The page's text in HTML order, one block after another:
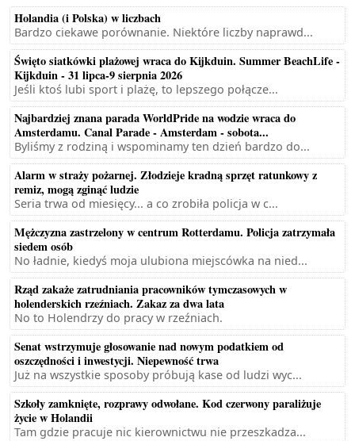
Holandia (i Polska) w liczbach
Bardzo ciekawe porównanie. Niektóre liczby naprawd...
Święto siatkówki plażowej wraca do Kijkduin. Summer BeachLife -
Kijkduin - 31 lipca-9 sierpnia 2026
Jeśli ktoś lubi sport i plażę, to lepszego połącze...
Najbardziej znana parada WorldPride na wodzie wraca do
Amsterdamu. Canal Parade - Amsterdam - sobota...
Byliśmy z rodziną i wspominamy ten dzień bardzo do...
Alarm w straży pożarnej. Złodzieje kradną sprzęt ratunkowy z
remiz, mogą zginąć ludzie
Seria trwa od miesięcy... a co zrobiła policja w c...
Mężczyzna zastrzelony w centrum Rotterdamu. Policja zatrzymała
siedem osób
No ładnie, kiedyś moja ulubiona miejscówka na nied...
Rząd zakaże zatrudniania pracowników tymczasowych w
holenderskich rzeźniach. Zakaz za dwa lata
No to Holendrzy do pracy w rzeźniach.
Senat wstrzymuje głosowanie nad nowym podatkiem od
oszczędności i inwestycji. Niepewność trwa
Już na wszystkie sposoby próbują kase od ludzi wyc...
Szkoły zamknięte, rozprawy odwołane. Kod czerwony paraliżuje
życie w Holandii
Tam gdzie pracuje nic kierownictwu nie przeszkadza...